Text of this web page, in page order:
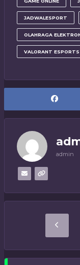
JADWALESPORT
OLAHRAGA
VALORANT ESPORTS
admin